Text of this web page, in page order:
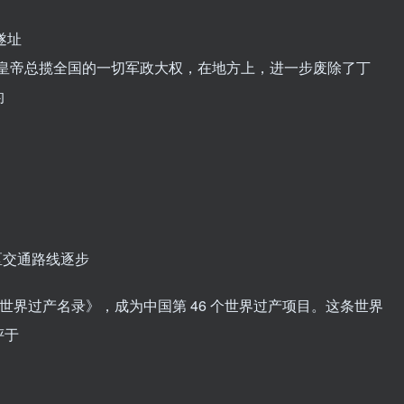
址
总揽全国的一切军政大权，在地方上，进一步废除了丁
通路线逐步
界过产名录》，成为中国第 46 个世界过产项目。这条世界
于